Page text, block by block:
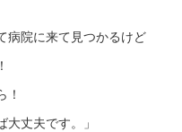
病院に来て見つかるけど
！
丈夫です。」